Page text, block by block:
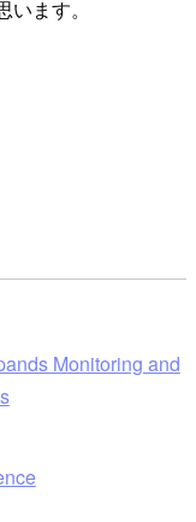
ます。
Monitoring and